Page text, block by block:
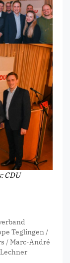
CDU
Teglingen /
/Marc-André